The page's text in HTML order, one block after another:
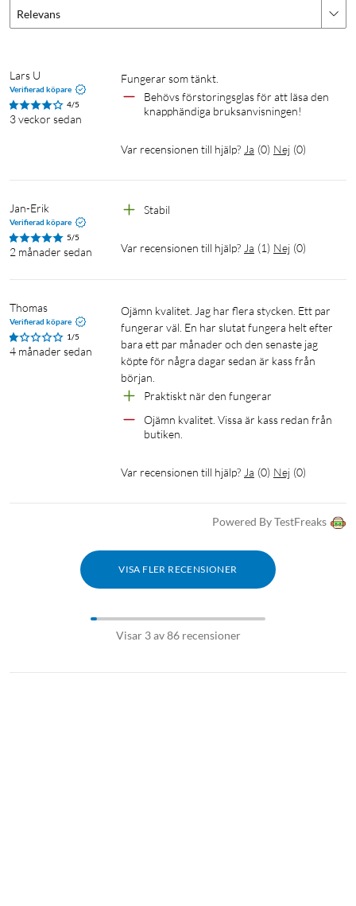
Relevans
Lars U
Verifierad köpare
4/5
3 veckor sedan
Fungerar som tänkt.
Behövs förstoringsglas för att läsa den
knapphändiga bruksanvisningen!
Var recensionen till hjälp? Ja (0) Nej (0)
Jan-Erik
Verifierad köpare
5/5
2 månader sedan
Stabil
Var recensionen till hjälp? Ja (1) Nej (0)
Thomas
Verifierad köpare
1/5
4 månader sedan
Ojämn kvalitet. Jag har flera stycken. Ett par
fungerar väl. En har slutat fungera helt efter
bara ett par månader och den senaste jag
köpte för några dagar sedan är kass från
början.
Praktiskt när den fungerar
Ojämn kvalitet. Vissa är kass redan från
butiken.
Var recensionen till hjälp? Ja (0) Nej (0)
Powered By TestFreaks
VISA FLER RECENSIONER
Visar 3 av 86 recensioner